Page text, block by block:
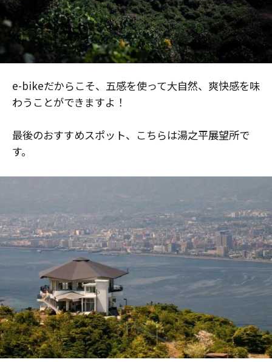
e-bikeだからこそ、五感を使って大自然、爽快感を味
わうことができますよ！
最後のおすすめスポット、こちらは湯之平展望所で
す。